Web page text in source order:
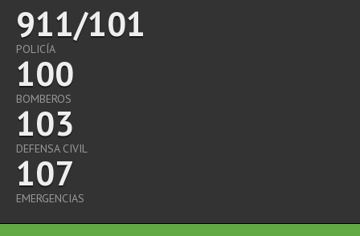
911/101
POLICÍA
100
BOMBEROS
103
DEFENSA CIVIL
107
EMERGENCIAS